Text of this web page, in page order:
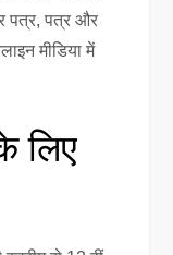
पत्र, पत्र और
मीडिया में
लिए